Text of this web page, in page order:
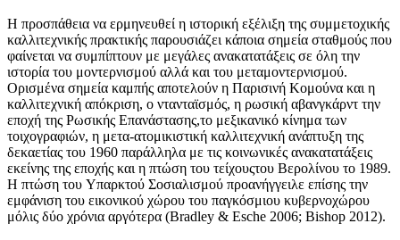
H προσπάθεια να ερμηνευθεί η ιστορική εξέλιξη της συμμετοχικής
καλλιτεχνικής πρακτικής παρουσιάζει κάποια σημεία σταθμούς που
φαίνεται να συμπίπτουν με μεγάλες ανακατατάξεις σε όλη την
ιστορία του μοντερνισμού αλλά και του μεταμοντερνισμού.
Oρισμένα σημεία καμπής αποτελούν η Παρισινή Kομούνα και η
καλλιτεχνική απόκριση, ο ντανταϊσμός, η ρωσική αβανγκάρντ την
εποχή της Pωσικής Eπανάστασης,το μεξικανικό κίνημα των
τοιχογραφιών, η μετα-ατομικιστική καλλιτεχνική ανάπτυξη της
δεκαετίας του 1960 παράλληλα με τις κοινωνικές ανακατατάξεις
εκείνης της εποχής και η πτώση του τείχουςτου Bερολίνου το 1989.
H πτώση του Yπαρκτού Σοσιαλισμού προανήγγειλε επίσης την
εμφάνιση του εικονικού χώρου του παγκόσμιου κυβερνοχώρου
μόλις δύο χρόνια αργότερα (Bradley & Esche 2006; Bishop 2012).